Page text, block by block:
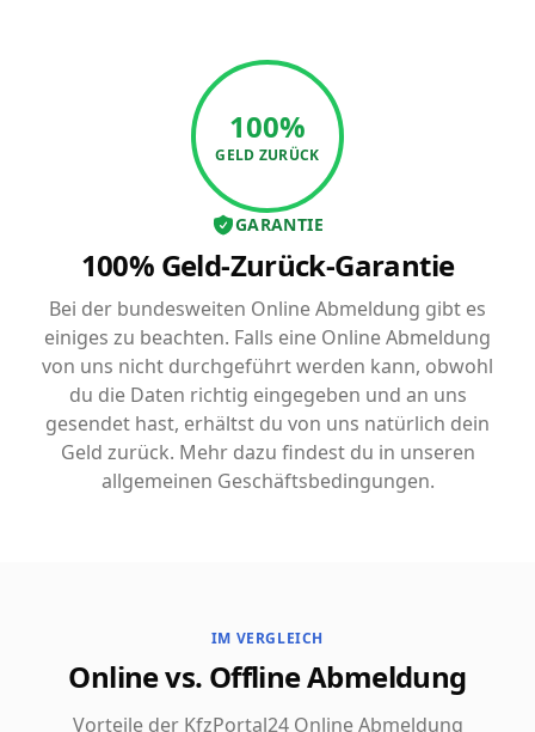
100%
GELD ZURÜCK
GARANTIE
100% Geld-Zurück-Garantie
Bei der bundesweiten Online Abmeldung gibt es
einiges zu beachten. Falls eine Online Abmeldung
von uns nicht durchgeführt werden kann, obwohl
du die Daten richtig eingegeben und an uns
gesendet hast, erhältst du von uns natürlich dein
Geld zurück. Mehr dazu findest du in unseren
allgemeinen Geschäftsbedingungen.
IM VERGLEICH
Online vs. Offline Abmeldung
Vorteile der KfzPortal24 Online Abmeldung